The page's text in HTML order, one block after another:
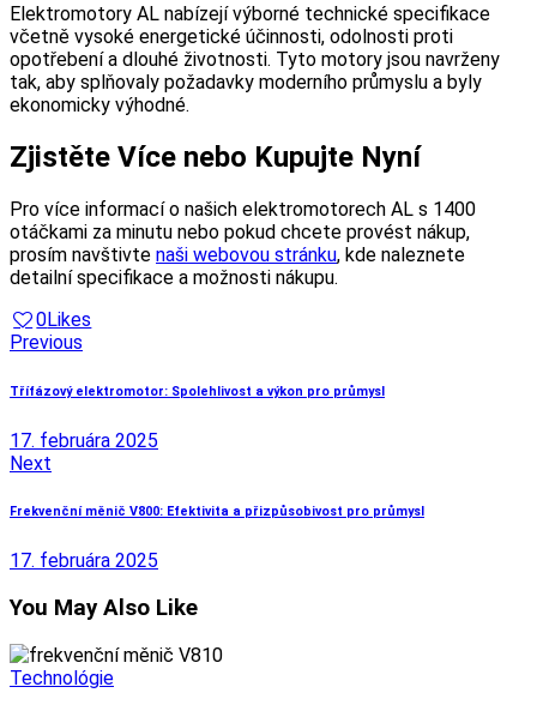
Elektromotory AL nabízejí výborné technické specifikace
včetně vysoké energetické účinnosti, odolnosti proti
opotřebení a dlouhé životnosti. Tyto motory jsou navrženy
tak, aby splňovaly požadavky moderního průmyslu a byly
ekonomicky výhodné.
Zjistěte Více nebo Kupujte Nyní
Pro více informací o našich elektromotorech AL s 1400
otáčkami za minutu nebo pokud chcete provést nákup,
prosím navštivte naši webovou stránku, kde naleznete
detailní specifikace a možnosti nákupu.
0Likes
Navigácia
v
Previous
Třífázový elektromotor: Spolehlivost a výkon pro průmysl
17. februára 2025
Next
Frekvenční měnič V800: Efektivita a přizpůsobivost pro průmysl
17. februára 2025
You May Also Like
Technológie